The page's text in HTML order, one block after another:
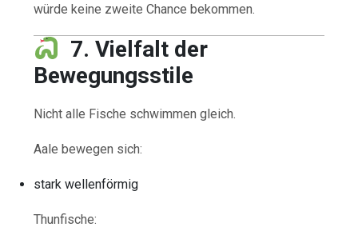
würde keine zweite Chance bekommen.
7. Vielfalt der
Bewegungsstile
Nicht alle Fische schwimmen gleich.
Aale bewegen sich:
stark wellenförmig
Thunfische: